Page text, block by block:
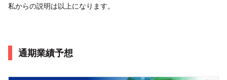
私からの説明は以上になります。
通期業績予想